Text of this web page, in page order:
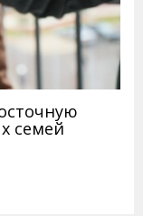
семей